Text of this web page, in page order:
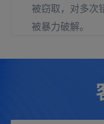
被窃取，对多次
被暴力破解。